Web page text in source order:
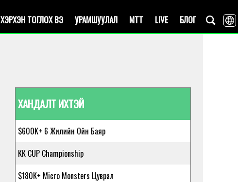
БЛОГ
LIVE
MTT
УРАМШУУЛАЛ
ХЭРХЭН ТОГЛОХ ВЭ
ХАНДАЛТ ИХТЭЙ
$600K+ 6 Жилийн Ойн Баяр
KK CUP Championship
$180K+ Micro Monsters Цуврал